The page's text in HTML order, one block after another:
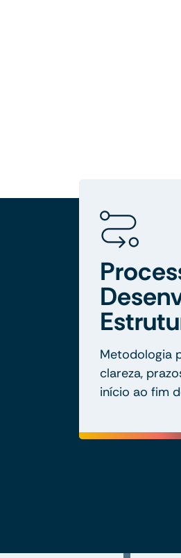
Metodologia
clareza,
início ao fim